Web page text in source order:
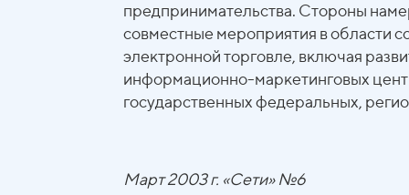
предпринимательства. Стороны
совместные мероприятия в области
электронной торговле, включая
информационно-маркетинговых
государственных федеральных,
Март 2003 г. «Сети» №6